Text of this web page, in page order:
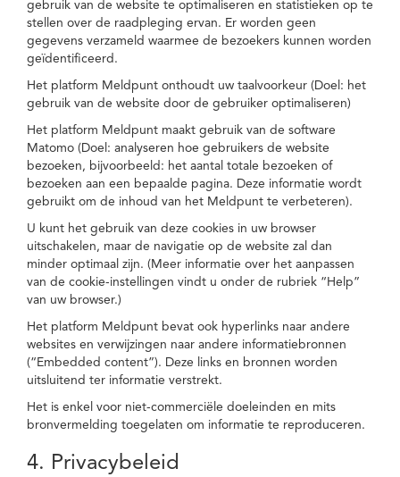
gebruik van de website te optimaliseren en statistieken op te
stellen over de raadpleging ervan. Er worden geen
gegevens verzameld waarmee de bezoekers kunnen worden
geïdentificeerd.
Het platform Meldpunt onthoudt uw taalvoorkeur (Doel: het
gebruik van de website door de gebruiker optimaliseren)
Het platform Meldpunt maakt gebruik van de software
Matomo (Doel: analyseren hoe gebruikers de website
bezoeken, bijvoorbeeld: het aantal totale bezoeken of
bezoeken aan een bepaalde pagina. Deze informatie wordt
gebruikt om de inhoud van het Meldpunt te verbeteren).
U kunt het gebruik van deze cookies in uw browser
uitschakelen, maar de navigatie op de website zal dan
minder optimaal zijn. (Meer informatie over het aanpassen
van de cookie-instellingen vindt u onder de rubriek “Help”
van uw browser.)
Het platform Meldpunt bevat ook hyperlinks naar andere
websites en verwijzingen naar andere informatiebronnen
(“Embedded content”). Deze links en bronnen worden
uitsluitend ter informatie verstrekt.
Het is enkel voor niet-commerciële doeleinden en mits
bronvermelding toegelaten om informatie te reproduceren.
4. Privacybeleid